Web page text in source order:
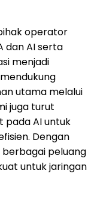
operator
dan AI serta
menjadi
utama melalui
juga turut
pada AI untuk
Dengan
peluang
untuk jaringan